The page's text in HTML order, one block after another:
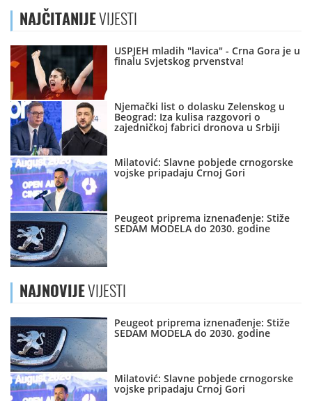
NAJČITANIJEVIJESTI
USPJEH mladih "lavica" - Crna Gora je u
finalu Svjetskog prvenstva!
Njemački list o dolasku Zelenskog u
Beograd: Iza kulisa razgovori o
zajedničkoj fabrici dronova u Srbiji
Milatović: Slavne pobjede crnogorske
vojske pripadaju Crnoj Gori
Peugeot priprema iznenađenje: Stiže
SEDAM MODELA do 2030. godine
NAJNOVIJEVIJESTI
Peugeot priprema iznenađenje: Stiže
SEDAM MODELA do 2030. godine
Milatović: Slavne pobjede crnogorske
vojske pripadaju Crnoj Gori